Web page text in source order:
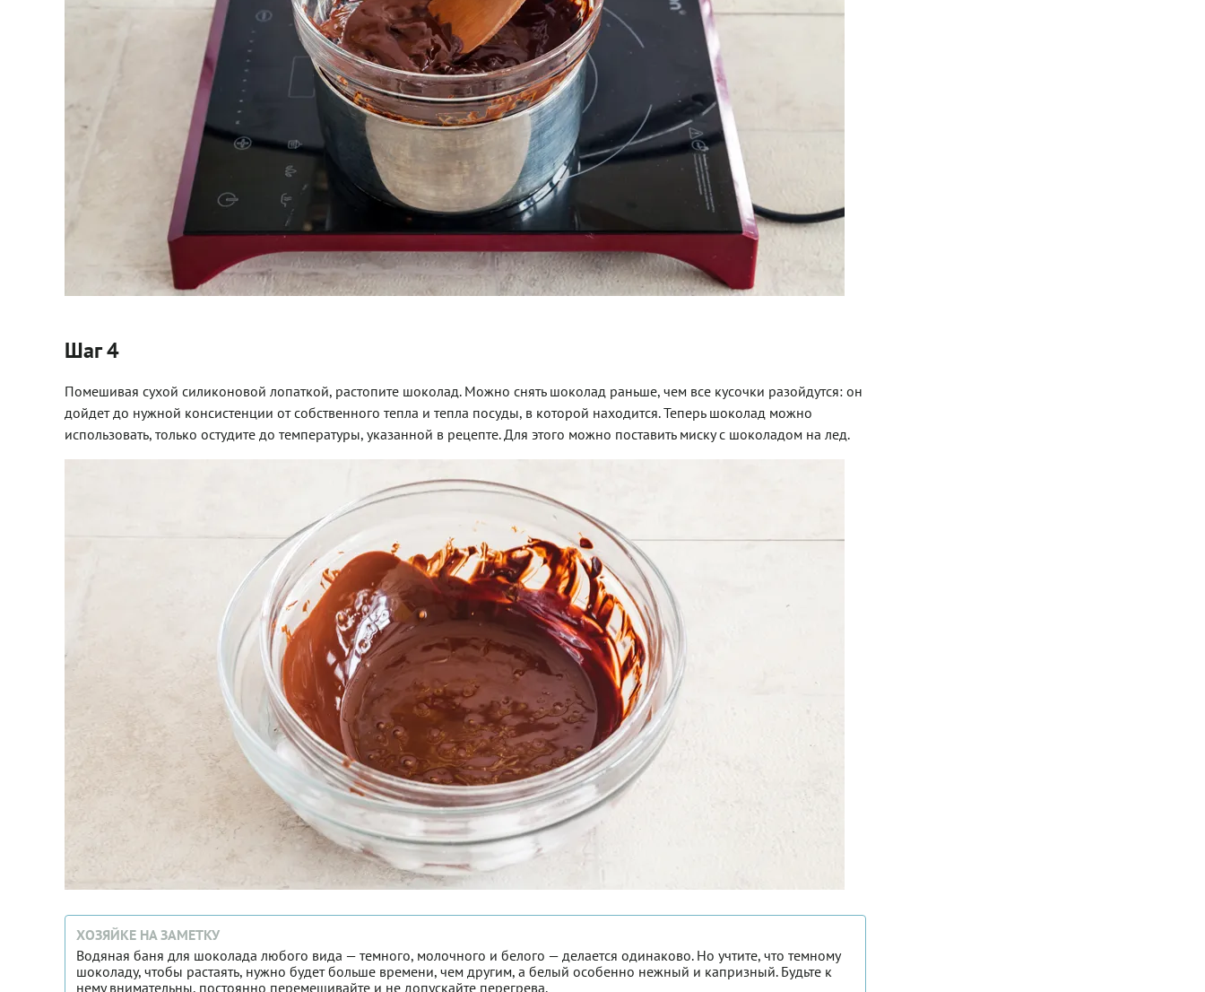
Шаг 4
Помешивая сухой силиконовой лопаткой, растопите шоколад. Можно снять шоколад раньше, чем все кусочки разойдутся: он
дойдет до нужной консистенции от собственного тепла и тепла посуды, в которой находится. Теперь шоколад можно
использовать, только остудите до температуры, указанной в рецепте. Для этого можно поставить миску с шоколадом на лед.
ХОЗЯЙКЕ НА ЗАМЕТКУ
Водяная баня для шоколада любого вида — темного, молочного и белого — делается одинаково. Но учтите, что темному
шоколаду, чтобы растаять, нужно будет больше времени, чем другим, а белый особенно нежный и капризный. Будьте к
нему внимательны, постоянно перемешивайте и не допускайте перегрева.